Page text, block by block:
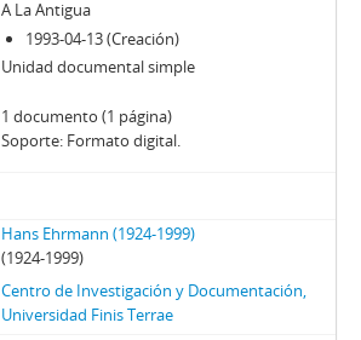
00063 - El Tony Grande
00064 - Virtuoso Agridulce
00065 - El Misterioso Godot
00067 - Una De Cal y Otra De…
00068 - El Difícil Tío Chejov
00071 - Monólogo De La Desesperanza
00072 - Intento Frustrado
00073 - El Show De Boris
00074 - Islas Del Porfiado Amor
A La Antigua
1993-04-13 (Creación)
Unidad documental simple
1 documento (1 página)
Soporte: Formato digital.
Hans Ehrmann (1924-1999)
(1924-1999)
Centro de Investigación y Documentación,
Universidad Finis Terrae